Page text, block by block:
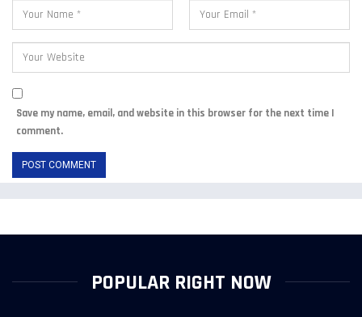
Save my name, email, and website in this browser for the next time I
comment.
POPULAR RIGHT NOW